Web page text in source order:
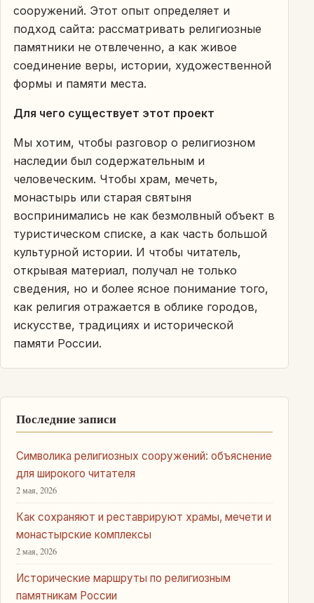
сооружений. Этот опыт определяет и
подход сайта: рассматривать религиозные
памятники не отвлеченно, а как живое
соединение веры, истории, художественной
формы и памяти места.
Для чего существует этот проект
Мы хотим, чтобы разговор о религиозном
наследии был содержательным и
человеческим. Чтобы храм, мечеть,
монастырь или старая святыня
воспринимались не как безмолвный объект в
туристическом списке, а как часть большой
культурной истории. И чтобы читатель,
открывая материал, получал не только
сведения, но и более ясное понимание того,
как религия отражается в облике городов,
искусстве, традициях и исторической
памяти России.
Последние записи
Символика религиозных сооружений: объяснение
для широкого читателя
2 мая, 2026
Как сохраняют и реставрируют храмы, мечети и
монастырские комплексы
2 мая, 2026
Исторические маршруты по религиозным
памятникам России